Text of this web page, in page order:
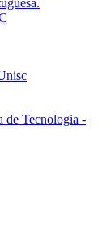
de Tecnologia -